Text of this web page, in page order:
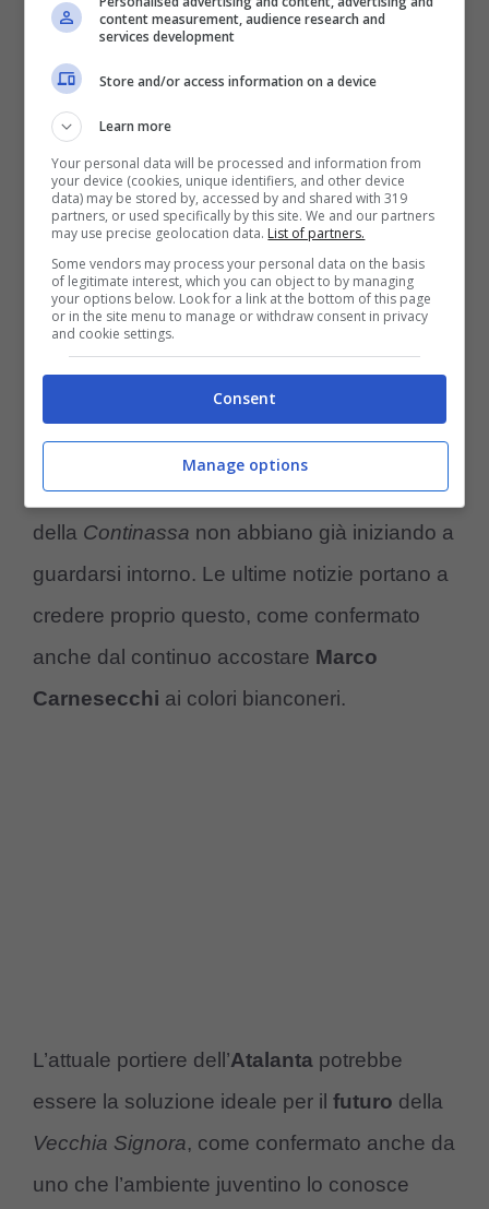
soluzione ideale per gli anni che verranno,
come prontamente suggerito anche dall’ex
calciatore e portiere
Rampulla
nel corso dell’intervista rilasciata ai
microfoni diTvPlay.
Rampulla consiglia alla
Juventus Carnesecchi:
l’annuncio
Nelle prossime settimane
potrebbe avviare la ricerca dell’erede di
Wojciech Szczesny, a patto che dalle parti
della Continassa non abbiano già iniziando a
guardarsi intorno. Le ultime notizie portano a
credere proprio questo, come confermato
anche dal continuo accostare Marco
Carnesecchi ai colori bianconeri.
L’attuale portiere dell’Atalanta potrebbe
essere la soluzione ideale per il futuro della
Vecchia Signora, come confermato anche da
uno che l’ambiente juventino lo conosce
content measurement, audience research and
services development
Store and/or access information on a device
Learn more
Your personal data will be processed and information from
your device (cookies, unique identifiers, and other device
data) may be stored by, accessed by and shared with 319
partners, or used specifically by this site. We and our partners
may use precise geolocation data. List of partners.
Some vendors may process your personal data on the basis
of legitimate interest, which you can object to by managing
your options below. Look for a link at the bottom of this page
or in the site menu to manage or withdraw consent in privacy
and cookie settings.
Consent
Manage options